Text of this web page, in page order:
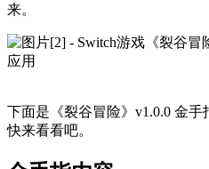
来。
下面是《裂谷冒险》v1.0.0 金
快来看看吧。